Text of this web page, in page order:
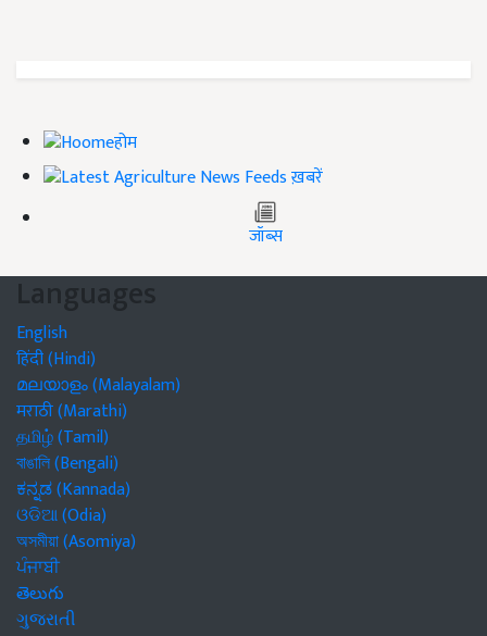
होम
ख़बरें
जॉब्स
Languages
English
हिंदी (Hindi)
മലയാളം (Malayalam)
मराठी (Marathi)
தமிழ் (Tamil)
বাঙালি (Bengali)
ಕನ್ನಡ (Kannada)
ଓଡିଆ (Odia)
অসমীয়া (Asomiya)
ਪੰਜਾਬੀ
తెలుగు
ગુજરાતી